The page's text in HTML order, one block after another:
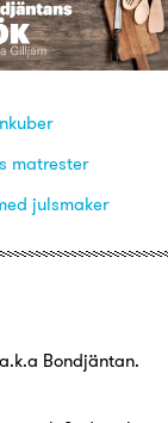
matrester
julsmaker
Bondjäntan.